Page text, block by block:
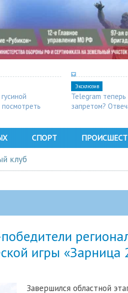
Эксклюзив
Telegram
запретом?
СПОРТ
клуб
игры «Зарница
Завершился областной